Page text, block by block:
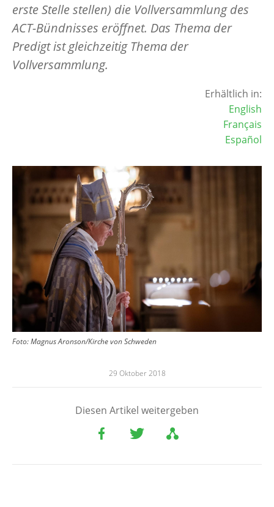
erste Stelle stellen) die Vollversammlung des
ACT-Bündnisses eröffnet. Das Thema der
Predigt ist gleichzeitig Thema der
Vollversammlung.
Erhältlich in:
English
Français
Español
Image
Foto: Magnus Aronson/Kirche von Schweden
29 Oktober 2018
Diesen Artikel weitergeben